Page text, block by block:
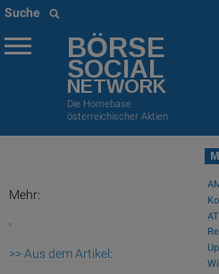
Suche
BÖRSE
SOCIAL
NETWORK
Die Homebase
österreichischer Aktien
Mehr:
>> Aus dem Artikel: